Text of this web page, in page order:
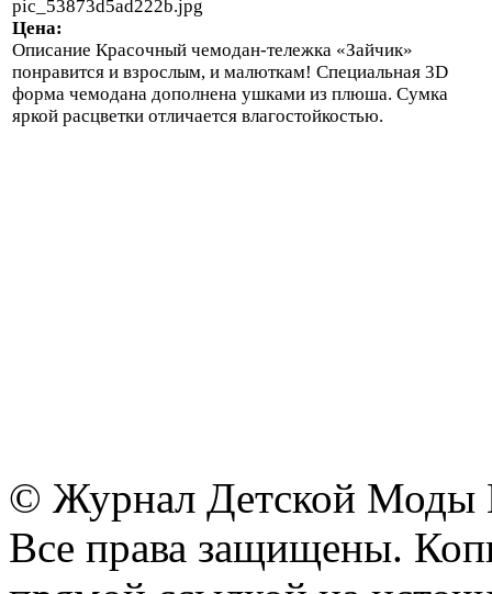
pic_53873d5ad222b.jpg
Цена:
Описание Красочный чемодан-тележка «Зайчик»
понравится и взрослым, и малюткам! Специальная 3D
форма чемодана дополнена ушками из плюша. Сумка
яркой расцветки отличается влагостойкостью.
© Журнал Детской Моды
Все права защищены.